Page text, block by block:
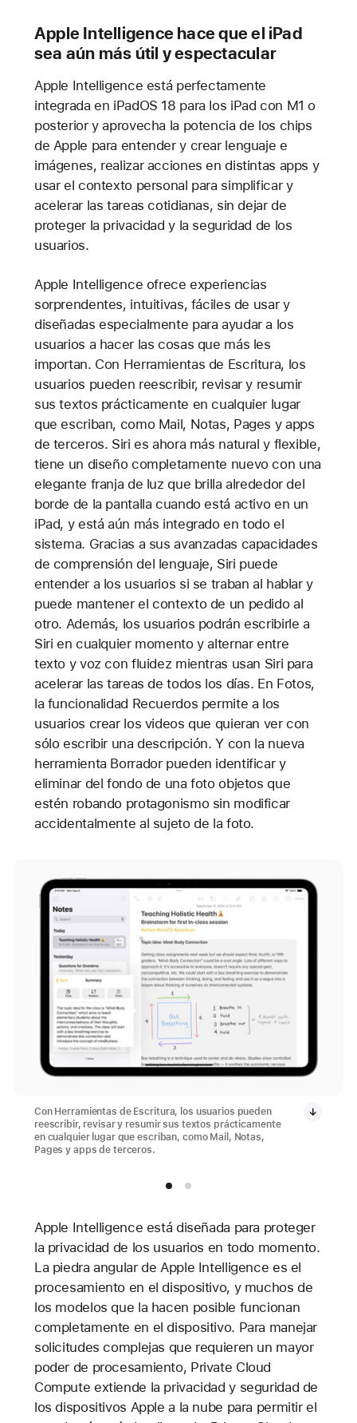
Apple Intelligence hace que el iPad
sea aún más útil y espectacular
Apple Intelligence está perfectamente
integrada en iPadOS 18 para los iPad con M1 o
posterior y aprovecha la potencia de los chips
de Apple para entender y crear lenguaje e
imágenes, realizar acciones en distintas apps y
usar el contexto personal para simplificar y
acelerar las tareas cotidianas, sin dejar de
proteger la privacidad y la seguridad de los
usuarios.
Apple Intelligence ofrece experiencias
sorprendentes, intuitivas, fáciles de usar y
diseñadas especialmente para ayudar a los
usuarios a hacer las cosas que más les
importan. Con Herramientas de Escritura, los
usuarios pueden reescribir, revisar y resumir
sus textos prácticamente en cualquier lugar
que escriban, como Mail, Notas, Pages y apps
de terceros. Siri es ahora más natural y flexible,
tiene un diseño completamente nuevo con una
elegante franja de luz que brilla alrededor del
borde de la pantalla cuando está activo en un
iPad, y está aún más integrado en todo el
sistema. Gracias a sus avanzadas capacidades
de comprensión del lenguaje, Siri puede
entender a los usuarios si se traban al hablar y
puede mantener el contexto de un pedido al
otro. Además, los usuarios podrán escribirle a
Siri en cualquier momento y alternar entre
texto y voz con fluidez mientras usan Siri para
acelerar las tareas de todos los días. En Fotos,
la funcionalidad Recuerdos permite a los
usuarios crear los videos que quieran ver con
sólo escribir una descripción. Y con la nueva
herramienta Borrador pueden identificar y
eliminar del fondo de una foto objetos que
estén robando protagonismo sin modificar
accidentalmente al sujeto de la foto.
Con Herramientas de Escritura, los usuarios pueden
reescribir, revisar y resumir sus textos prácticamente
en cualquier lugar que escriban, como Mail, Notas,
Pages y apps de terceros.
Apple Intelligence está diseñada para proteger
la privacidad de los usuarios en todo momento.
La piedra angular de Apple Intelligence es el
procesamiento en el dispositivo, y muchos de
los modelos que la hacen posible funcionan
completamente en el dispositivo. Para manejar
solicitudes complejas que requieren un mayor
poder de procesamiento, Private Cloud
Compute extiende la privacidad y seguridad de
los dispositivos Apple a la nube para permitir el